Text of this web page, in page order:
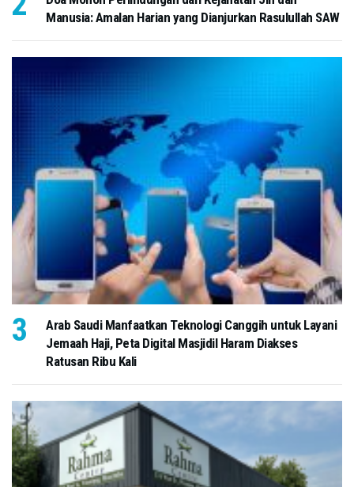
Manusia: Amalan Harian yang Dianjurkan Rasulullah SAW
Arab Saudi Manfaatkan Teknologi Canggih untuk Layani
Jemaah Haji, Peta Digital Masjidil Haram Diakses
Ratusan Ribu Kali